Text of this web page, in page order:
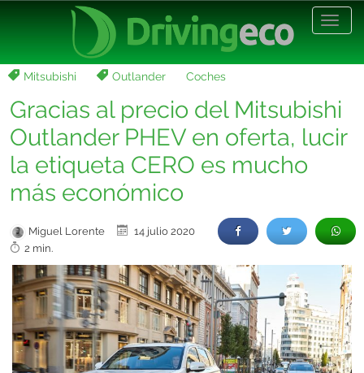
Mitsubishi Outlander Coches
Gracias al precio del Mitsubishi
Outlander PHEV en oferta, lucir
la etiqueta CERO es mucho
más económico
Miguel Lorente
14 julio 2020
2 min.